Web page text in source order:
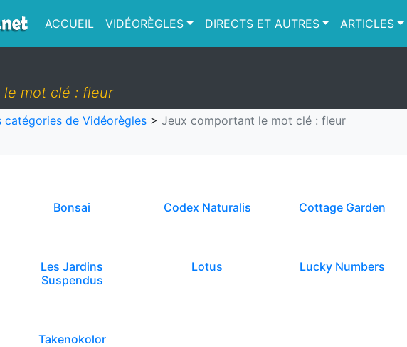
ACCUEIL VIDÉORÈGLES DIRECTS ET AUTRES ARTICLES
mot clé : fleur
catégories de Vidéorègles > Jeux comportant le mot clé : fleur
Bonsai Codex Naturalis Cottage Garden
Les Jardins
Suspendus
Lotus Lucky Numbers
Takenokolor